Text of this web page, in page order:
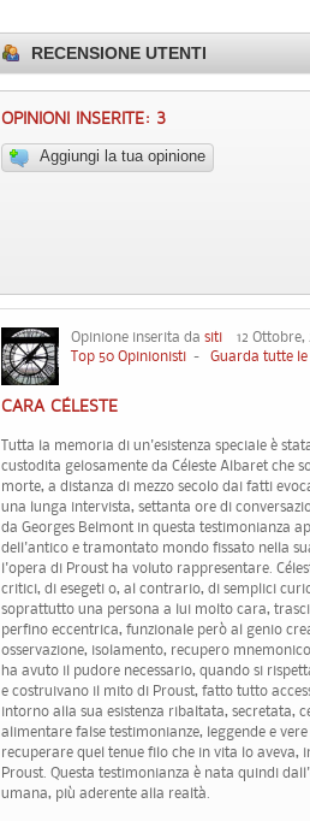
RECENSIONE UTENTI
OPINIONI INSERITE: 3
Aggiungi la tua opinione
Opinione inserita da siti 12 Ottobre,
Top 50 Opinionisti - Guarda tutte
CARA CÉLESTE
Tutta la memoria di un'esistenza speciale è
custodita gelosamente da Céleste Albaret che
morte, a distanza di mezzo secolo dai fatti
una lunga intervista, settanta ore di
da Georges Belmont in questa testimonianza
dell'antico e tramontato mondo fissato nella
l'opera di Proust ha voluto rappresentare.
critici, di esegeti o, al contrario, di semplici
soprattutto una persona a lui molto cara,
perfino eccentrica, funzionale però al genio
osservazione, isolamento, recupero
ha avuto il pudore necessario, quando si
e costruivano il mito di Proust, fatto tutto
intorno alla sua esistenza ribaltata, secretata,
alimentare false testimonianze, leggende e
recuperare quel tenue filo che in vita lo
Proust. Questa testimonianza è nata quindi
umana, più aderente alla realtà.